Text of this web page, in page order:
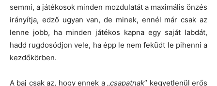
semmi, a játékosok minden mozdulatát a maximális önzés
irányítja, edző ugyan van, de minek, ennél már csak az
lenne jobb, ha minden játékos kapna egy saját labdát,
hadd rugdosódjon vele, ha épp le nem feküdt le pihenni a
kezdőkörben.
A baj csak az, hogy ennek a „csapatnak” kegyetlenül erős